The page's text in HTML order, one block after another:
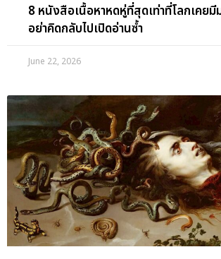
8 หนังสือเนื้อหาหดหู่ที่สุดเท่าที่โลกเคยมี
อย่าคิดกลับไปเปิดอ่านซ้ำ
June 22, 2026